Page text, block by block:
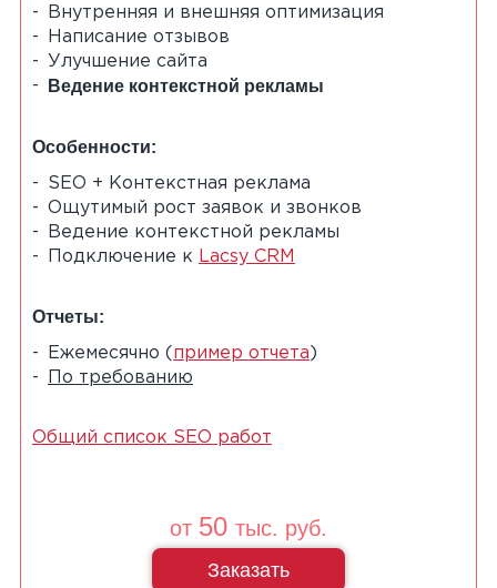
Внутренняя и внешняя оптимизация
Написание отзывов
Улучшение сайта
Ведение контекстной рекламы
Особенности:
SEO + Контекстная реклама
Ощутимый рост заявок и звонков
Ведение контекстной рекламы
Подключение к Lacsy CRM
Отчеты:
Ежемесячно ( пример отчета )
По требованию
Общий список SEO работ
от 50 тыс. руб.
Заказать